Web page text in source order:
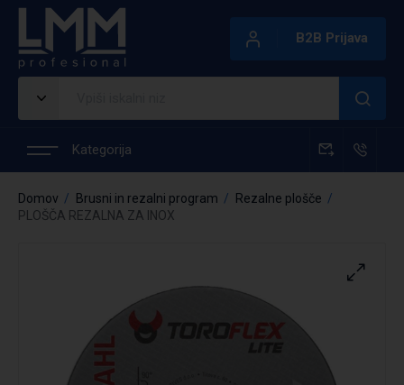
B2B Prijava
Kategorija
Domov Brusni in rezalni program
Rezalne plošče
PLOŠČA REZALNA ZA INOX